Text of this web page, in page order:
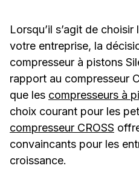
Lorsqu’il s’agit de
votre entreprise, la
compresseur à pistons
rapport au compresseur
que les compresseurs à
choix courant pour les
compresseur CROSS
convaincants pour les
croissance.